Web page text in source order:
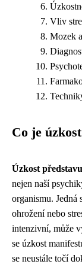
Vliv
Mozek
Co je
Úzkost
nejen naší
organismu. Jedná
ohrožení nebo
intenzivní, může
se úzkost
se neustále točí